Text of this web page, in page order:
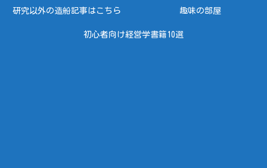
研究以外の造船記事はこちら 趣味の部屋
初心者向け経営学書籍10選